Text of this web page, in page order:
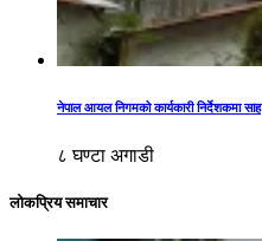
नेपाल आयल निगमको कार्यकारी निर्देशकमा साह
८ घण्टा अगाडी
लोकप्रिय समाचार